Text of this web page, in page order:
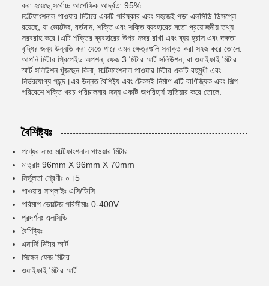
করা হয়েছে,সর্বোচ্চ আপেক্ষিক আর্দ্রতা 95%.
মাল্টিফাংশনাল পাওয়ার মিটারে একটি পরিষ্কার এবং সহজেই পড়া এলসিডি ডিসপ্লে
রয়েছে, যা ভোল্টেজ, বর্তমান, শক্তি এবং শক্তি ব্যবহারের মতো প্রয়োজনীয় তথ্য
সরবরাহ করে।এটি শক্তির ব্যবহারের উপর নজর রাখা এবং ব্যয় হ্রাস এবং দক্ষতা
বৃদ্ধির জন্য উন্নতি করা যেতে পারে এমন ক্ষেত্রগুলি সনাক্ত করা সহজ করে তোলে.
আপনি মিটার প্রিপেইড অপশন, ফেজ 3 মিটার স্মার্ট সলিউশন, বা ওয়াইফাই মিটার
স্মার্ট সলিউশন খুঁজছেন কিনা, মাল্টিফাংশনাল পাওয়ার মিটার একটি বহুমুখী এবং
নির্ভরযোগ্য পছন্দ।এর উন্নত বৈশিষ্ট্য এবং টেকসই নির্মাণ এটি বাণিজ্যিক এবং শিল্প
পরিবেশে শক্তি খরচ পরিচালনার জন্য একটি অপরিহার্য হাতিয়ার করে তোলে.
বৈশিষ্ট্যঃ
পণ্যের নামঃ মাল্টিফাংশনাল পাওয়ার মিটার
মাত্রাঃ 96mm X 96mm X 70mm
নির্ভুলতা শ্রেণীঃ ০।5
পাওয়ার সাপ্লাইঃ এসি/ডিসি
পরিমাপ ভোল্টেজ পরিসীমাঃ 0-400V
প্রদর্শনঃ এলসিডি
বৈশিষ্ট্যঃ
এনার্জি মিটার স্মার্ট
সিঙ্গেল ফেজ মিটার
ওয়াইফাই মিটার স্মার্ট